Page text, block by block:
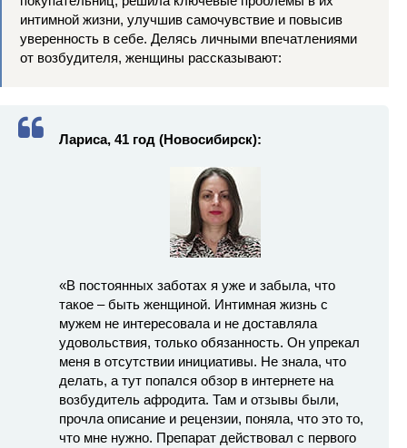
интимной жизни, улучшив самочувствие и повысив
уверенность в себе. Делясь личными впечатлениями
от возбудителя, женщины рассказывают:
Лариса, 41 год (Новосибирск):
«В постоянных заботах я уже и забыла, что
такое – быть женщиной. Интимная жизнь с
мужем не интересовала и не доставляла
удовольствия, только обязанность. Он упрекал
меня в отсутствии инициативы. Не знала, что
делать, а тут попался обзор в интернете на
возбудитель афродита. Там и отзывы были,
прочла описание и рецензии, поняла, что это то,
что мне нужно. Препарат действовал с первого